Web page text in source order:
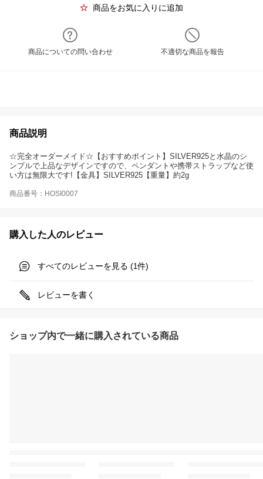
商品をお気に入りに追加
商品についての問い合わせ 不適切な商品を報告
商品説明
☆完全オーダーメイド☆【おすすめポイント】SILVER925と水晶のシ
ンプルで上品なデザインですので、ペンダントや携帯ストラップなど使
い方は無限大です!【金具】SILVER925【重量】約2g
商品番号：HOSI0007
購入した人のレビュー
すべてのレビューを見る (1件)
レビューを書く
ショップ内で一緒に購入されている商品